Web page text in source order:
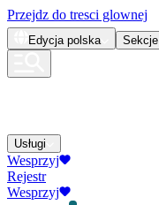
Przejdz do tresci glownej
Edycja polska Sekcje
Usługi
Wesprzyj
Rejestr
Wesprzyj